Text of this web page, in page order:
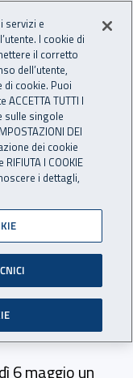
Apri cerca
6 maggio un
servizi e
I cookie di
il corretto
dell’utente,
cookie. Puoi
TUTTI I
sulle singole
DEI
dei cookie
I COOKIE
i dettagli,